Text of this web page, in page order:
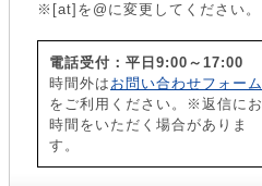
※[at]を@に変更してください。
電話受付：平日9:00～17:00
時間外は お問い合わせフォーム
をご利用ください。※返信にお
時間をいただく場合がありま
す。